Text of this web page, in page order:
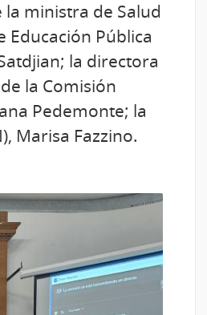
ministra de Salud
Educación Pública
la directora
la Comisión
Pedemonte; la
Marisa Fazzino.